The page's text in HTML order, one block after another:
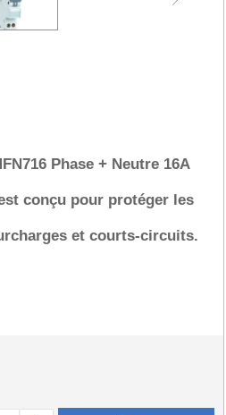
Phase + Neutre 16A
conçu pour protéger les
et courts-circuits.